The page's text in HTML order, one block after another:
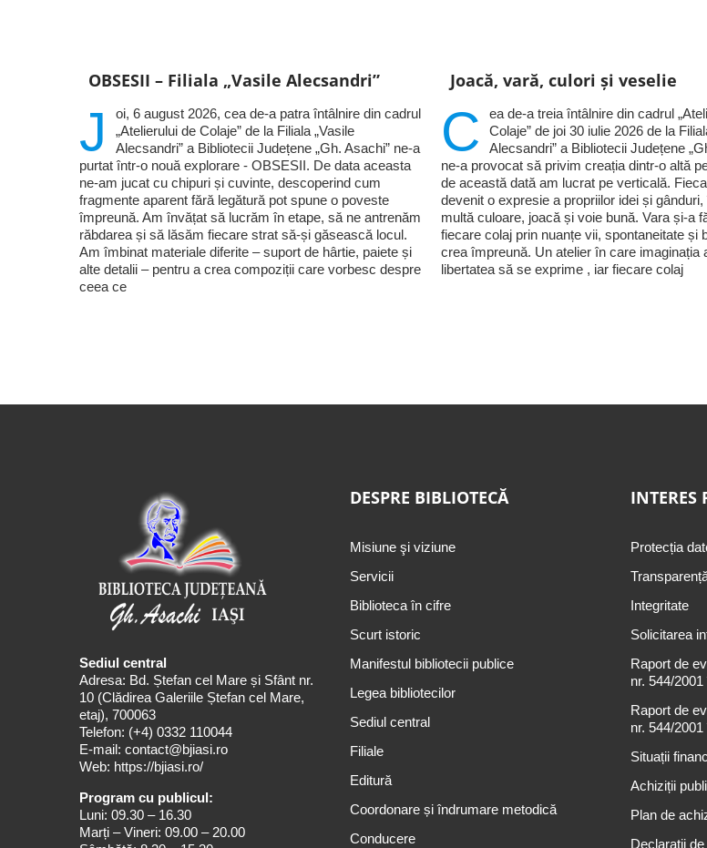
OBSESII – Filiala „Vasile Alecsandri”
J
oi, 6 august 2026, cea de-a patra întâlnire din cadrul
„Atelierului de Colaje” de la Filiala „Vasile
Alecsandri” a Bibliotecii Județene „Gh. Asachi” ne-a
purtat într-o nouă explorare - OBSESII. De data aceasta
ne-am jucat cu chipuri și cuvinte, descoperind cum
fragmente aparent fără legătură pot spune o poveste
împreună. Am învățat să lucrăm în etape, să ne antrenăm
răbdarea și să lăsăm fiecare strat să-și găsească locul.
Am îmbinat materiale diferite – suport de hârtie, paiete și
alte detalii – pentru a crea compoziții care vorbesc despre
ceea ce
Joacă, vară, culori și veselie
C
ea de-a treia întâlnire din cadrul
Colaje” de joi 30 iulie 2026 de la
Alecsandri” a Bibliotecii Județene
ne-a provocat să privim creația dintr-o altă
de această dată am lucrat pe verticală.
devenit o expresie a propriilor idei și
multă culoare, joacă și voie bună. Vara și-a
fiecare colaj prin nuanțe vii, spontaneitate și
crea împreună. Un atelier în care imaginația
libertatea să se exprime , iar fiecare colaj
Sediul central
Adresa: Bd. Ștefan cel Mare și Sfânt nr.
10 (Clădirea Galeriile Ștefan cel Mare,
etaj), 700063
Telefon: (+4) 0332 110044
E-mail: contact@bjiasi.ro
Web: https://bjiasi.ro/
Program cu publicul:
Luni: 09.30 – 16.30
Marți – Vineri: 09.00 – 20.00
DESPRE BIBLIOTECĂ
Misiune şi viziune
Servicii
Biblioteca în cifre
Scurt istoric
Manifestul bibliotecii publice
Legea bibliotecilor
Sediul central
Filiale
Editură
Coordonare și îndrumare metodică
Conducere
INTERES
Protecția
Integritate
Solicitarea
Raport de
nr. 544/
Raport de
nr. 544/
Situații
Achiziții
Plan de
Declarații